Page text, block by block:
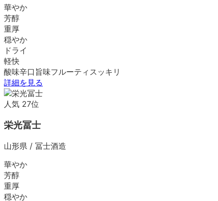
華やか
芳醇
重厚
穏やか
ドライ
軽快
酸味辛口 旨味フルーティ スッキリ
詳細を見る
人気 27位
栄光冨士
山形県 / 冨士酒造
華やか
芳醇
重厚
穏やか